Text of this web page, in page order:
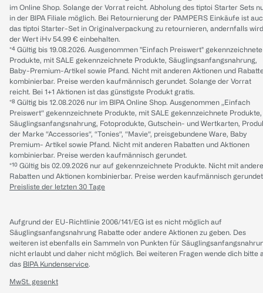
im Online Shop. Solange der Vorrat reicht. Abholung des tiptoi Starter Sets
in der BIPA Filiale möglich. Bei Retournierung der PAMPERS Einkäufe ist
das tiptoi Starter-Set in Originalverpackung zu retournieren, andernfalls wird
der Wert iHv 54.99 € einbehalten.
*⁴ Gültig bis 19.08.2026. Ausgenommen "Einfach Preiswert" gekennzeichnete
Produkte, mit SALE gekennzeichnete Produkte, Säuglingsanfangsnahrung,
Baby-Premium-Artikel sowie Pfand. Nicht mit anderen Aktionen und
kombinierbar. Preise werden kaufmännisch gerundet. Solange der Vorrat
reicht. Bei 1+1 Aktionen ist das günstigste Produkt gratis.
*⁸ Gültig bis 12.08.2026 nur im BIPA Online Shop. Ausgenommen „Einfach
Preiswert“ gekennzeichnete Produkte, mit SALE gekennzeichnete Produkte,
Säuglingsanfangsnahrung, Fotoprodukte, Gutschein- und Wertkarten,
der Marke “Accessories“, “Tonies“, “Mavie“, preisgebundene Ware, Baby
Premium- Artikel sowie Pfand. Nicht mit anderen Rabatten und Aktionen
kombinierbar. Preise werden kaufmännisch gerundet.
*¹⁰ Gültig bis 02.09.2026 nur auf gekennzeichnete Produkte. Nicht mit
Rabatten und Aktionen kombinierbar. Preise werden kaufmännisch
Preisliste der letzten 30 Tage
Aufgrund der EU-Richtlinie 2006/141/EG ist es nicht möglich auf
Säuglingsanfangsnahrung Rabatte oder andere Aktionen zu geben. Des
weiteren ist ebenfalls ein Sammeln von Punkten für
nicht erlaubt und daher nicht möglich. Bei weiteren Fragen wende dich bitte
das BIPA Kundenservice.
MwSt. gesenkt